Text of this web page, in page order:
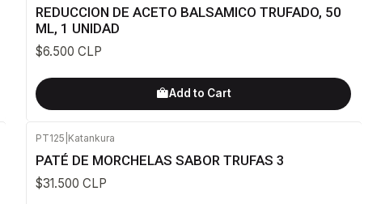
REDUCCION DE ACETO BALSAMICO TRUFADO, 50
ML, 1 UNIDAD
$6.500 CLP
Add to Cart
PT125 Katankura
PATÉ DE MORCHELAS SABOR TRUFAS 3
$31.500 CLP